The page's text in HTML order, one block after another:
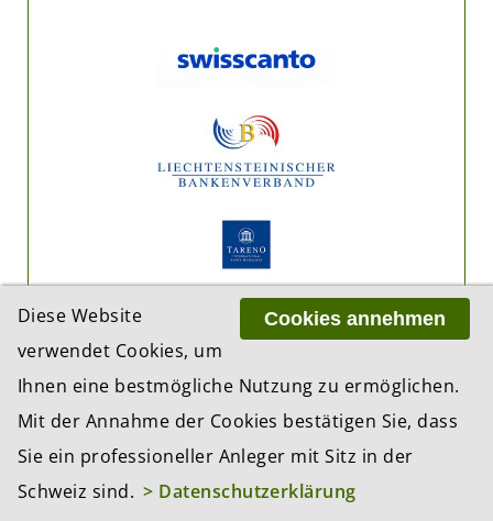
Cookies annehmen
Diese Website
verwendet Cookies, um
Ihnen eine bestmögliche Nutzung zu ermöglichen.
Mit der Annahme der Cookies bestätigen Sie, dass
Sie ein professioneller Anleger mit Sitz in der
Schweiz sind. > Datenschutzerklärung